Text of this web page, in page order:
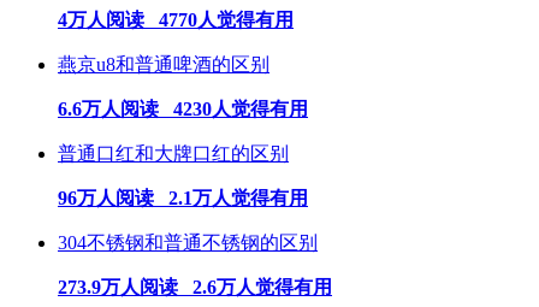
4万人阅读 4770人觉得有用
燕京u8和普通啤酒的区别
6.6万人阅读 4230人觉得有用
普通口红和大牌口红的区别
96万人阅读 2.1万人觉得有用
304不锈钢和普通不锈钢的区别
273.9万人阅读 2.6万人觉得有用